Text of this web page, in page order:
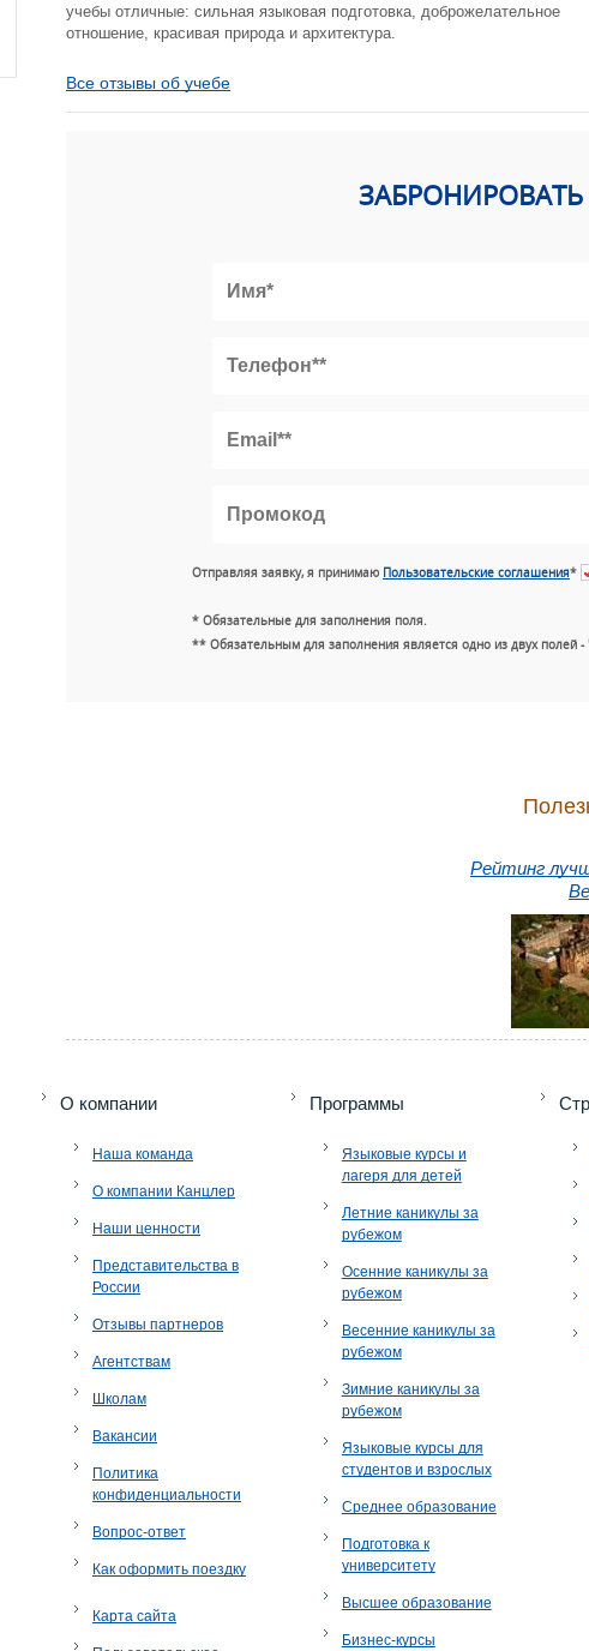
учебы отличные: сильная языковая подготовка, доброжелательное
отношение, красивая природа и архитектура.
Все отзывы об учебе
Отправляя заявку, я принимаю Пользовательские соглашения*
* Обязательные для заполнения поля.
** Обязательным для заполнения является одно из двух полей
Рейтинг
O компании
Наша команда
О компании Канцлер
Наши ценности
Представительства в
России
Отзывы партнеров
Агентствам
Школам
Вакансии
Политика
конфиденциальности
Вопрос-ответ
Как оформить поездку
Карта сайта
Программы
Языковые курсы и
лагеря для детей
Летние каникулы за
рубежом
Осенние каникулы за
рубежом
Весенние каникулы за
рубежом
Зимние каникулы за
рубежом
Языковые курсы для
студентов и взрослых
Среднее образование
Подготовка к
университету
Высшее образование
Бизнес-курсы